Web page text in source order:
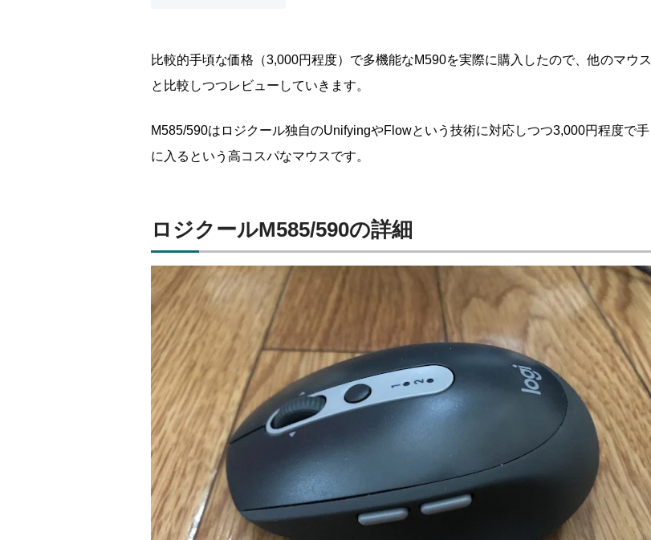
比較的手頃な価格（3,000円程度）で多機能なM590を実際に購入したので、他のマウス
と比較しつつレビューしていきます。
M585/590はロジクール独自のUnifyingやFlowという技術に対応しつつ3,000円程度で手
に入るという高コスパなマウスです。
ロジクールM585/590の詳細